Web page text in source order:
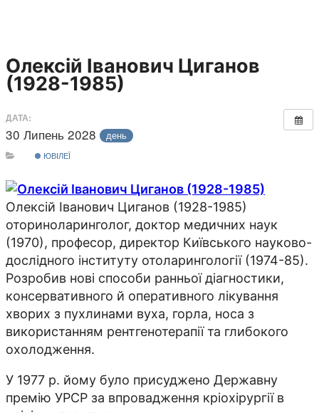
Олексій Іванович Циганов
(1928-1985)
ДАТА:
30 Липень 2028 день
ЮВІЛЕЇ
Олексій Іванович Циганов (1928-1985)
оториноларинголог, доктор медичних наук
(1970), професор, директор Київського науково-
дослідного інституту отоларингології (1974-85).
Розробив нові способи ранньої діагностики,
консервативного й оперативного лікування
хворих з пухлинами вуха, горла, носа з
використанням рентгенотерапії та глибокого
охолодження.
У 1977 р. йому було присуджено Державну
премію УРСР за впровадження кріохірургії в